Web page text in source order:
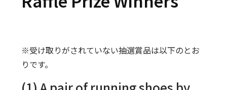
※受け取りがされていない抽選賞品は以下のとお
りです。